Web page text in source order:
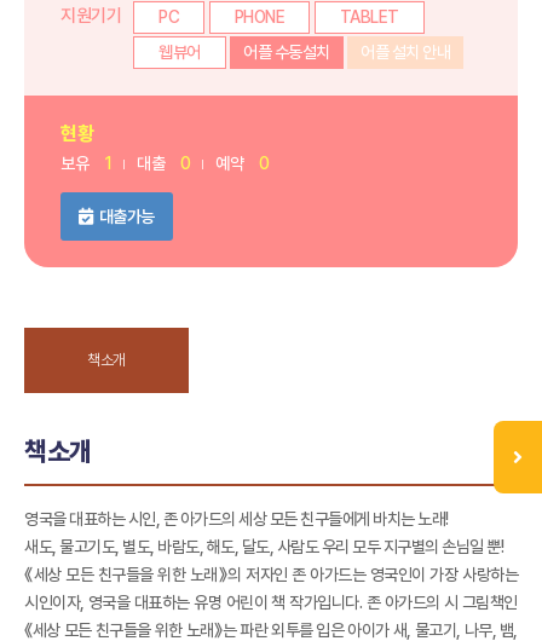
지원기기
PC PHONE
TABLET
웹뷰어
어플 수동설치 어플 설치 안내
현황
보유 1 대출 0 예약 0
대출가능
책소개
책소개
영국을 대표하는 시인, 존 아가드의 세상 모든 친구들에게 바치는 노래!
새도, 물고기도, 별도, 바람도, 해도, 달도, 사람도 우리 모두 지구별의 손님일 뿐!
《세상 모든 친구들을 위한 노래》의 저자인 존 아가드는 영국인이 가장 사랑하는
시인이자, 영국을 대표하는 유명 어린이 책 작가입니다. 존 아가드의 시 그림책인
《세상 모든 친구들을 위한 노래》는 파란 외투를 입은 아이가 새, 물고기, 나무, 뱀,